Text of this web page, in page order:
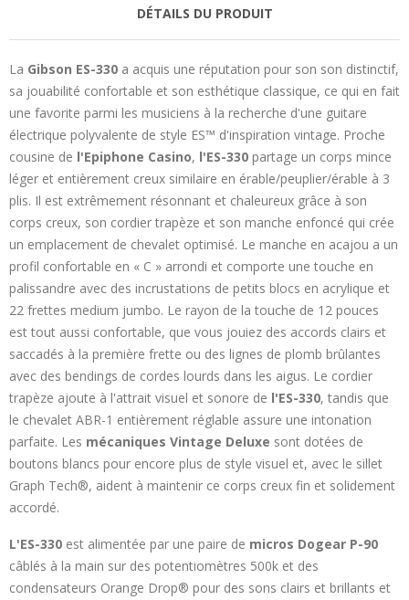
DÉTAILS DU PRODUIT
La Gibson ES-330 a acquis une réputation pour son son distinctif,
sa jouabilité confortable et son esthétique classique, ce qui en fait
une favorite parmi les musiciens à la recherche d'une guitare
électrique polyvalente de style ES™ d'inspiration vintage. Proche
cousine de l'Epiphone Casino, l'ES-330 partage un corps mince
léger et entièrement creux similaire en érable/peuplier/érable à 3
plis. Il est extrêmement résonnant et chaleureux grâce à son
corps creux, son cordier trapèze et son manche enfoncé qui crée
un emplacement de chevalet optimisé. Le manche en acajou a un
profil confortable en « C » arrondi et comporte une touche en
palissandre avec des incrustations de petits blocs en acrylique et
22 frettes medium jumbo. Le rayon de la touche de 12 pouces
est tout aussi confortable, que vous jouiez des accords clairs et
saccadés à la première frette ou des lignes de plomb brûlantes
avec des bendings de cordes lourds dans les aigus. Le cordier
trapèze ajoute à l'attrait visuel et sonore de l'ES-330, tandis que
le chevalet ABR-1 entièrement réglable assure une intonation
parfaite. Les mécaniques Vintage Deluxe sont dotées de
boutons blancs pour encore plus de style visuel et, avec le sillet
Graph Tech®, aident à maintenir ce corps creux fin et solidement
accordé.
L'ES-330 est alimentée par une paire de micros Dogear P-90
câblés à la main sur des potentiomètres 500k et des
condensateurs Orange Drop® pour des sons clairs et brillants et